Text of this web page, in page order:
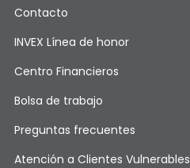
Contacto
INVEX Línea de honor
Centro Financieros
Bolsa de trabajo
Preguntas frecuentes
Atención a Clientes Vulnerables